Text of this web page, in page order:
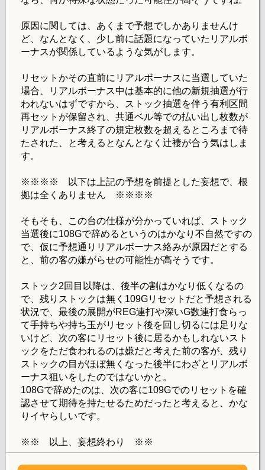
原因に関しては、あくまで予想でしかありませんけ
ど、なんとなく、少し前に話題になっていたリアルボ
ーナスが関係しているような気がします。
リセットかその直前にリアルボーナスに当選していた
場合、リアルボーナス中は基本的に他の新規抽選が行
われないはずですから、ストック抽選を伴う有利区間
再セットが保留され、共通ベル等での払い出し枚数が
リアルボーナス終了の規定枚数を超えるところまで待
たされた、と考えるとなんとなく辻褄が合う気はしま
す。
※※※※ 以下は上記の予想を前提とした妄想で、根
拠は全くありません ※※※※
そもそも、この台の仕様が分かっていれば、ストック
当選後に108Gで辞めるというのはかなり不自然ですの
で、仮に予想通りリアルボーナス絡みが原因だとする
と、前の客の嫌がらせの可能性が高そうです。
ストック2回目以降は、後半の割はかなり低くなるの
で、残りストックは無く109Gリセットだと予想される
状況で、最後の展開がREG連打や深いG数連打食らっ
て手持ちや持ち玉がリセット後を回し切るには足りな
いけど、次の客にリセット後に居るかもしれないスト
ックをただ食われるのは嫌だと考えた前の客が、残り
ストックの目がほぼ無くなった後半にわざとリアルボ
ーナス狙いをしたのではないかと。
108Gで辞めたのは、次の客に109Gでのリセットを確
認させて期待を持たせるためだったと考えると、かな
りイヤらしいです。
※※ 以上、妄想終わり ※※